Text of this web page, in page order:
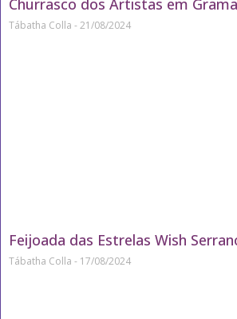
Churrasco dos Artistas em
Tábatha Colla 21/08/2024
Feijoada das Estrelas Wish
Tábatha Colla 17/08/2024